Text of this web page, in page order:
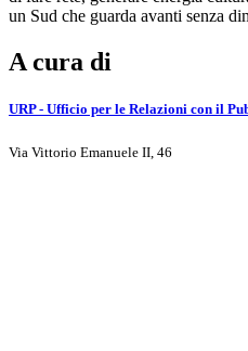
un Sud che guarda avanti senza
A cura di
URP - Ufficio per le Relazioni con il
Via Vittorio Emanuele II, 46